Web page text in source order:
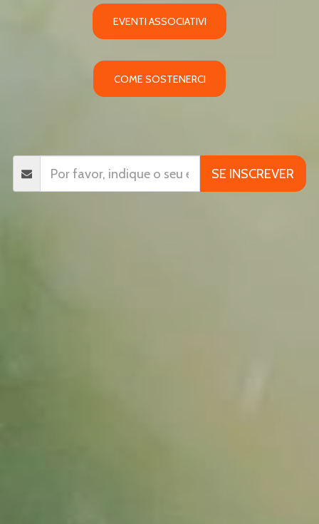
EVENTI ASSOCIATIVI
COME SOSTENERCI
SE INSCREVER